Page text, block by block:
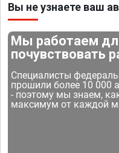
Вы не узнаете ваш
Мы работаем
почувствовать
Специалисты
прошили более 10 000
- поэтому мы знаем,
максимум от каждой